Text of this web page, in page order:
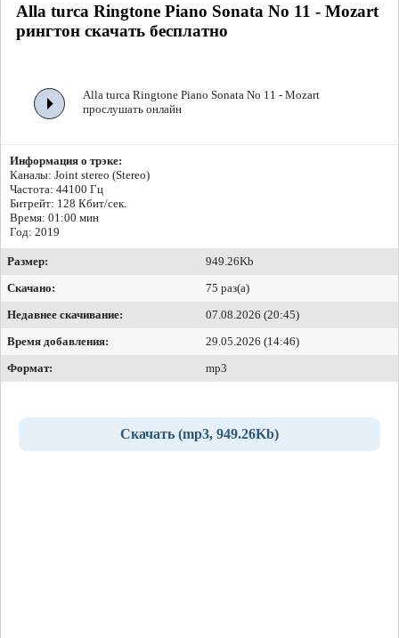
Alla turca Ringtone Piano Sonata No 11 - Mozart
рингтон скачать бесплатно
Alla turca Ringtone Piano Sonata No 11 - Mozart
прослушать онлайн
Информация о трэке:
Каналы: Joint stereo (Stereo)
Частота: 44100 Гц
Битрейт: 128 Кбит/сек.
Время: 01:00 мин
Год: 2019
Размер:
949.26Kb
Скачано:
75 раз(а)
Недавнее скачивание:
07.08.2026 (20:45)
Время добавления:
29.05.2026 (14:46)
Формат:
mp3
Скачать (mp3, 949.26Kb)